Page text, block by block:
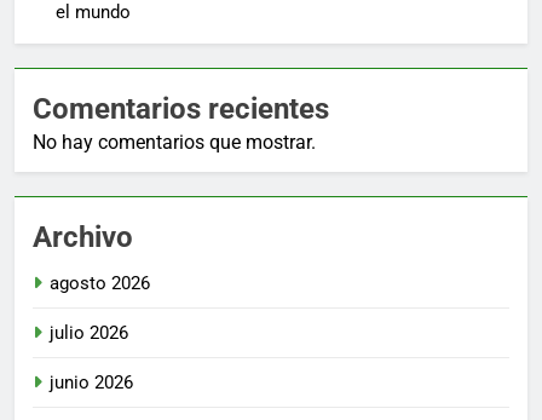
el mundo
Comentarios recientes
No hay comentarios que mostrar.
Archivo
agosto 2026
julio 2026
junio 2026